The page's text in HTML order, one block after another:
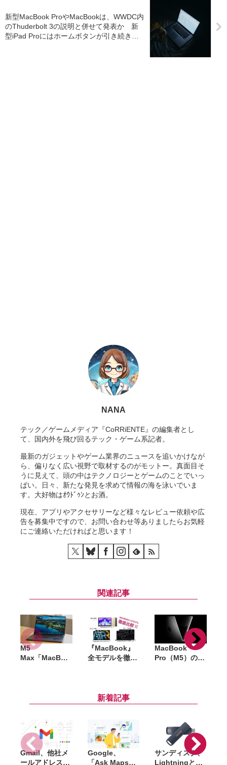
新型MacBook ProやMacBookは、WWDC内
のThuderbolt 3の説明と併せて発表か 新
型iPad Proにはホームボタンが引き続き搭
NANA
テック／ゲームメディア『CoRRiENTE』の編集者とし
て、国内外を飛び回るテック・ゲーム系記者。
最新のガジェットやゲーム業界のニュースを追いかけなが
ら、偏りなく広い視野で取材するのがモットー。真面目そ
うに見えて、頭の中はテクノロジーとゲームのことでいっ
ぱい。日々、新たな発見を求めて情報の海を泳いでいま
す。大好物はｵｳﾄﾞｩﾝとお酒。
現在、アプリやアクセサリーなど様々なレビュー依頼や広
告を募集中ですので、お問い合わせ等ありましたらお気軽
にご連絡いただければと思います！
関連記事
M5
Max「MacBoo
常に変える
『MacBook』
全モデルを徹底
別に整理
MacBook
Pro（M5）の
新着記事
Gmail、他社メ
ールアドレスを
Google、
「Ask Maps」
サンディスク、
Lightningと